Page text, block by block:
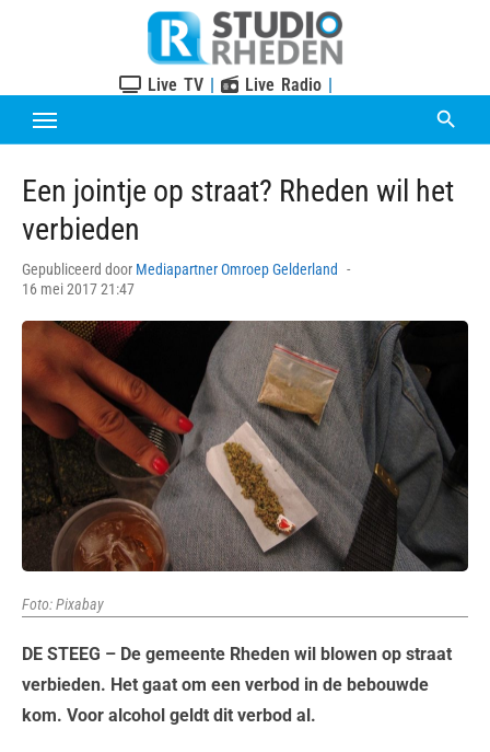
Live TV | Live Radio |
Een jointje op straat? Rheden wil het
verbieden
Gepubliceerd door Mediapartner Omroep Gelderland
16 mei 2017 21:47
Foto: Pixabay
DE STEEG – De gemeente Rheden wil blowen op straat
verbieden. Het gaat om een verbod in de bebouwde
kom. Voor alcohol geldt dit verbod al.